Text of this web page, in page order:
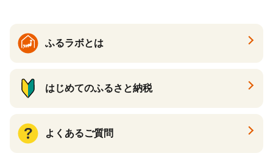
ふるラボとは
はじめてのふるさと納税
よくあるご質問